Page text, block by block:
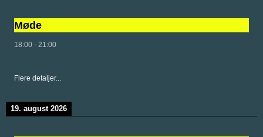
Møde
18:00 - 21:00
Flere detaljer...
19. august 2026